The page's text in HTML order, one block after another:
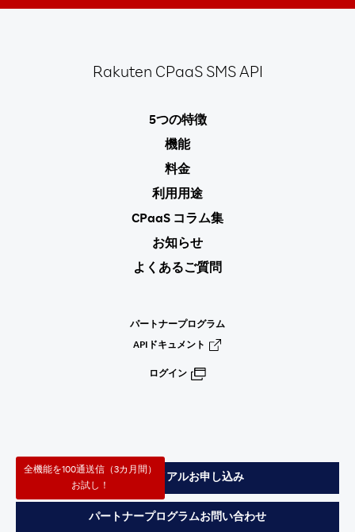
Rakuten CPaaS SMS API
5つの特徴
機能
料金
利用用途
CPaaS コラム集
お知らせ
よくあるご質問
パートナープログラム
APIドキュメント
ログイン
無料トライアルお申し込み
全機能を100通送信（3カ月間）
お試し！
パートナープログラムお問い合わせ